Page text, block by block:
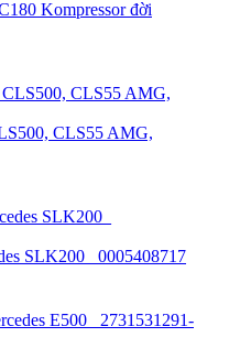
Kompressor đời
CLS55 AMG,
SLK200_ 0005408717